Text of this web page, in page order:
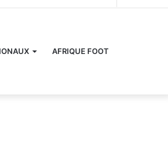
AFRIQUE FOOT